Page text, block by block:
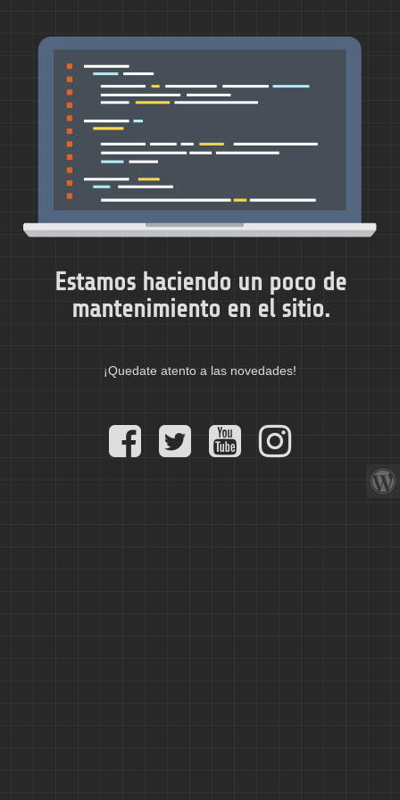
Estamos haciendo un poco de
mantenimiento en el sitio.
¡Quedate atento a las novedades!